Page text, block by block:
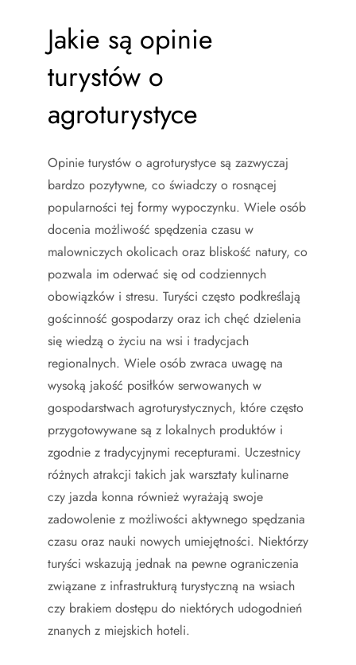
Jakie są opinie
turystów o
agroturystyce
Opinie turystów o agroturystyce są zazwyczaj
bardzo pozytywne, co świadczy o rosnącej
popularności tej formy wypoczynku. Wiele osób
docenia możliwość spędzenia czasu w
malowniczych okolicach oraz bliskość natury, co
pozwala im oderwać się od codziennych
obowiązków i stresu. Turyści często podkreślają
gościnność gospodarzy oraz ich chęć dzielenia
się wiedzą o życiu na wsi i tradycjach
regionalnych. Wiele osób zwraca uwagę na
wysoką jakość posiłków serwowanych w
gospodarstwach agroturystycznych, które często
przygotowywane są z lokalnych produktów i
zgodnie z tradycyjnymi recepturami. Uczestnicy
różnych atrakcji takich jak warsztaty kulinarne
czy jazda konna również wyrażają swoje
zadowolenie z możliwości aktywnego spędzania
czasu oraz nauki nowych umiejętności. Niektórzy
turyści wskazują jednak na pewne ograniczenia
związane z infrastrukturą turystyczną na wsiach
czy brakiem dostępu do niektórych udogodnień
znanych z miejskich hoteli.